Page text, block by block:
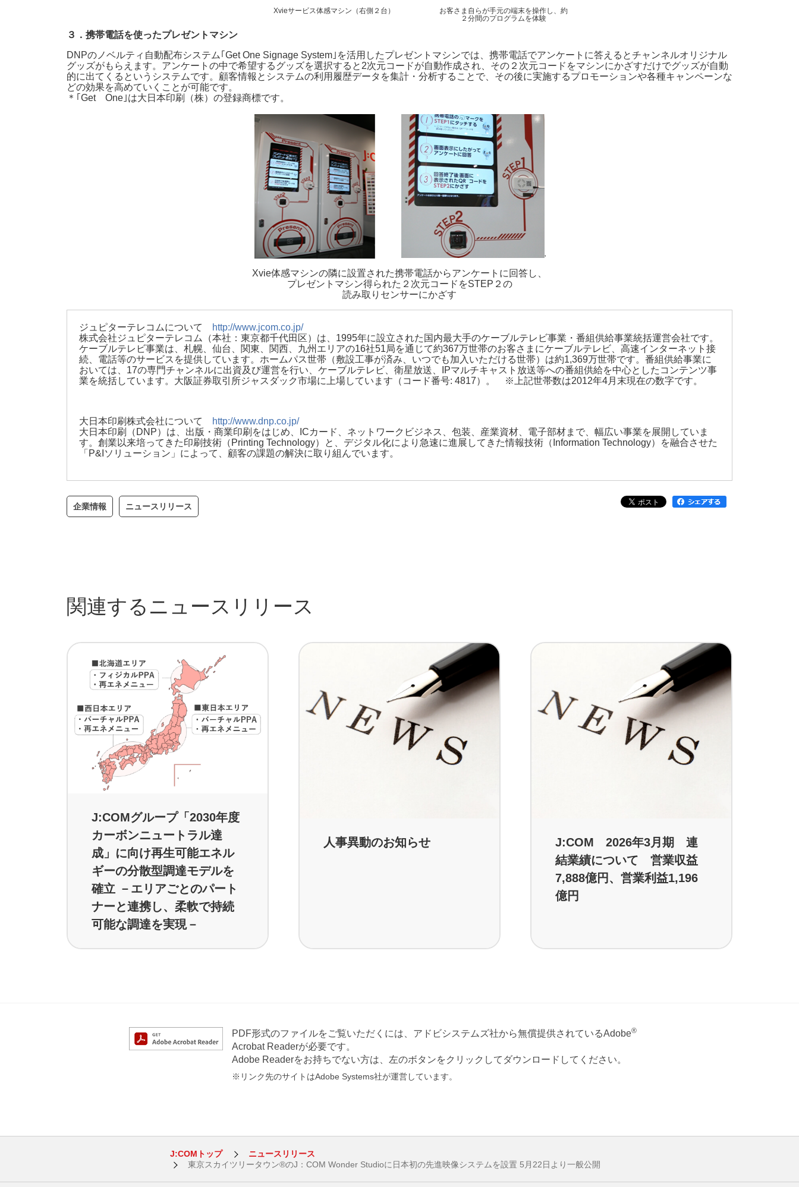
Xvieサービス体感マシン（右側２台）
お客さま自らが手元の端末を操作し、約
２分間のプログラムを体験
３．携帯電話を使ったプレゼントマシン
DNPのノベルティ自動配布システム｢Get One Signage System｣を活用したプレゼントマシンでは、携帯電話でアンケートに答えるとチャンネルオリジナル
グッズがもらえます。アンケートの中で希望するグッズを選択すると2次元コードが自動作成され、その２次元コードをマシンにかざすだけでグッズが自動
的に出てくるというシステムです。顧客情報とシステムの利用履歴データを集計・分析することで、その後に実施するプロモーションや各種キャンペーンな
どの効果を高めていくことが可能です。
＊｢Get One｣は大日本印刷（株）の登録商標です。
Xvie体感マシンの隣に設置された携帯電話からアンケートに回答し、
プレゼントマシン得られた２次元コードをSTEP２の
読み取りセンサーにかざす
ジュピターテレコムについて
http://www.jcom.co.jp/
株式会社ジュピターテレコム（本社：東京都千代田区）は、1995年に設立された国内最大手のケーブルテレビ事業・番組供給事業統括運営会社です。
ケーブルテレビ事業は、札幌、仙台、関東、関西、九州エリアの16社51局を通じて約367万世帯のお客さまにケーブルテレビ、高速インターネット接
続、電話等のサービスを提供しています。ホームパス世帯（敷設工事が済み、いつでも加入いただける世帯）は約1,369万世帯です。番組供給事業に
おいては、17の専門チャンネルに出資及び運営を行い、ケーブルテレビ、衛星放送、IPマルチキャスト放送等への番組供給を中心としたコンテンツ事
業を統括しています。大阪証券取引所ジャスダック市場に上場しています（コード番号: 4817）。 ※上記世帯数は2012年4月末現在の数字です。
大日本印刷株式会社について
http://www.dnp.co.jp/
大日本印刷（DNP）は、出版・商業印刷をはじめ、ICカード、ネットワークビジネス、包装、産業資材、電子部材まで、幅広い事業を展開していま
す。創業以来培ってきた印刷技術（Printing Technology）と、デジタル化により急速に進展してきた情報技術（Information Technology）を融合させた
「P&Iソリューション」によって、顧客の課題の解決に取り組んでいます。
企業情報 ニュースリリース
関連するニュースリリース
J:COMグループ「2030年度
カーボンニュートラル達
成」に向け再生可能エネル
ギーの分散型調達モデルを
確立 －エリアごとのパート
ナーと連携し、柔軟で持続
可能な調達を実現－
人事異動のお知らせ
J:COM 2026年3月期 連
結業績について 営業収益
7,888億円、営業利益1,196
億円
PDF形式のファイルをご覧いただくには、アドビシステムズ社から無償提供されているAdobe®
Acrobat Readerが必要です。
Adobe Readerをお持ちでない方は、左のボタンをクリックしてダウンロードしてください。
※リンク先のサイトはAdobe Systems社が運営しています。
J:COMトップ
ニュースリリース
東京スカイツリータウン®のJ：COM Wonder Studioに日本初の先進映像システムを設置 5月22日より一般公開